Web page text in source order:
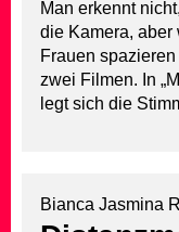
Man erkennt
die Kamera, aber
Frauen
zwei Filmen. In
legt sich die
Bianca Jasmina